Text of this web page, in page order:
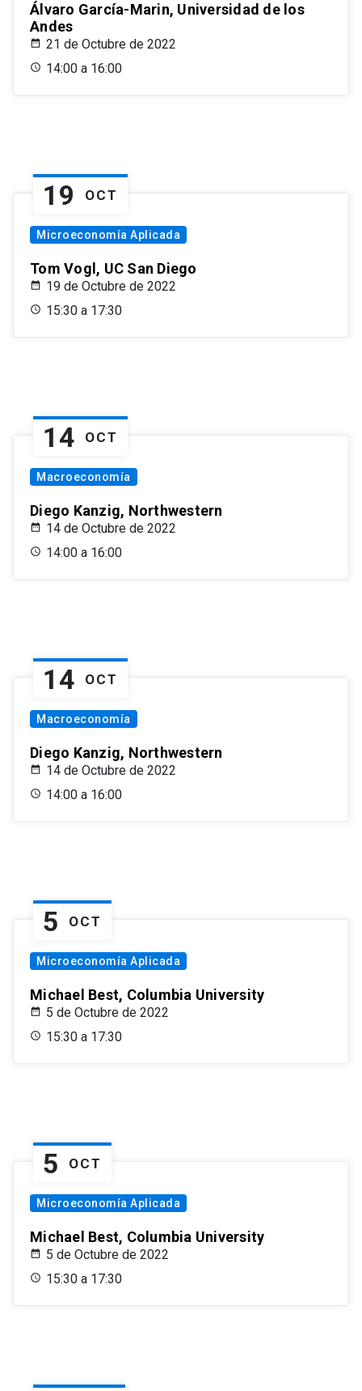
Álvaro García-Marin, Universidad de los
Andes
21 de Octubre de 2022
14:00 a 16:00
19 OCT
Microeconomía Aplicada
Tom Vogl, UC San Diego
19 de Octubre de 2022
15:30 a 17:30
14 OCT
Macroeconomía
Diego Kanzig, Northwestern
14 de Octubre de 2022
14:00 a 16:00
14 OCT
Macroeconomía
Diego Kanzig, Northwestern
14 de Octubre de 2022
14:00 a 16:00
5 OCT
Microeconomía Aplicada
Michael Best, Columbia University
5 de Octubre de 2022
15:30 a 17:30
5 OCT
Microeconomía Aplicada
Michael Best, Columbia University
5 de Octubre de 2022
15:30 a 17:30